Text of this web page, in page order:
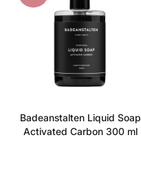
Badeanstalten Liquid Soap
Activated Carbon 300 ml